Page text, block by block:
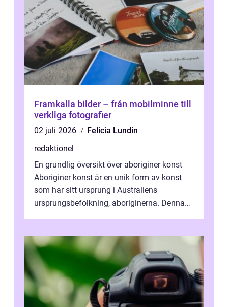
Framkalla bilder – från mobilminne till
verkliga fotografier
02 juli 2026
Felicia Lundin
redaktionel
En grundlig översikt över aboriginer konst
Aboriginer konst är en unik form av konst
som har sitt ursprung i Australiens
ursprungsbefolkning, aboriginerna. Denna